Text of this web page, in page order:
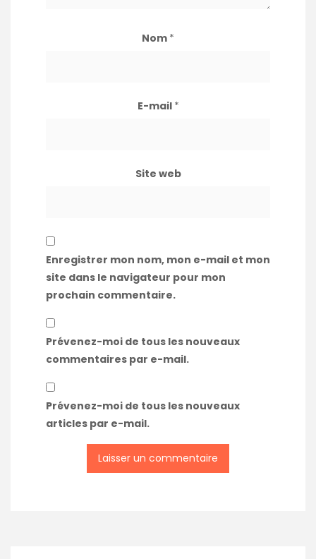
Nom *
E-mail *
Site web
Enregistrer mon nom, mon e-mail et mon
site dans le navigateur pour mon
prochain commentaire.
Prévenez-moi de tous les nouveaux
commentaires par e-mail.
Prévenez-moi de tous les nouveaux
articles par e-mail.